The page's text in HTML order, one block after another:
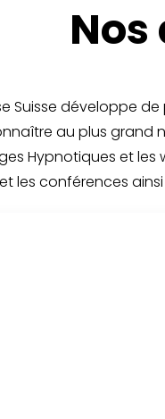
Suisse développe
au plus grand
Hypnotiques et
les conférences